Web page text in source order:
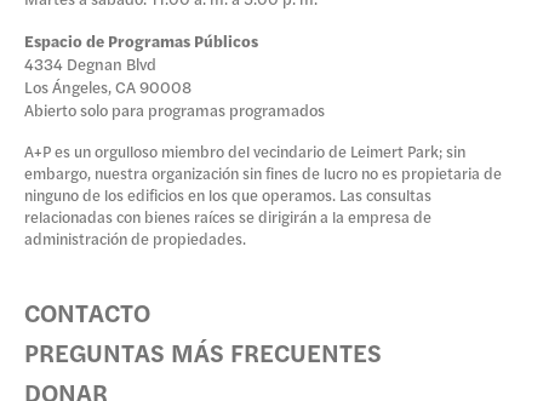
Espacio de Programas Públicos
4334 Degnan Blvd
Los Ángeles, CA 90008
Abierto solo para programas programados
A+P es un orgulloso miembro del vecindario de Leimert Park; sin
embargo, nuestra organización sin fines de lucro no es propietaria de
ninguno de los edificios en los que operamos. Las consultas
relacionadas con bienes raíces se dirigirán a la empresa de
administración de propiedades.
CONTACTO
PREGUNTAS MÁS FRECUENTES
DONAR